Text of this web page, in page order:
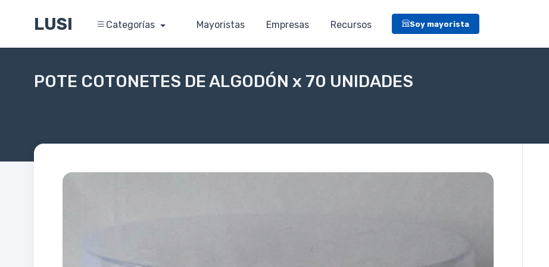
LUSI Categorías Mayoristas Empresas Recursos Soy mayorista
POTE COTONETES DE ALGODÓN x 70 UNIDADES